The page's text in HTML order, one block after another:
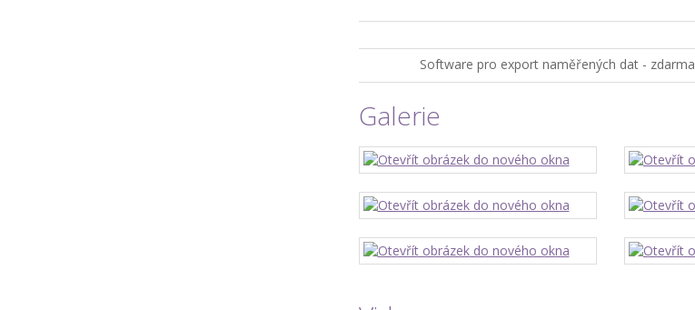
Software pro export naměřených dat - zdarma
Galerie